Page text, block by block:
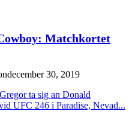
Matchkortet
december 30, 2019
ta sig an Donald
UFC 246 i Paradise, Nevad...